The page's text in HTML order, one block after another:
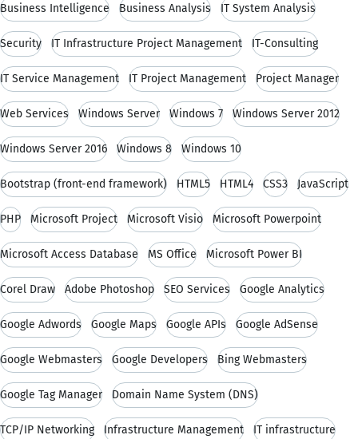
Business Intelligence Business Analysis IT System Analysis
Security IT Infrastructure Project Management IT-Consulting
IT Service Management IT Project Management Project Manager
Web Services Windows Server Windows 7 Windows Server 2012
Windows Server 2016 Windows 8 Windows 10
Bootstrap (front-end framework) HTML5 HTML4 CSS3 JavaScript
PHP Microsoft Project Microsoft Visio Microsoft Powerpoint
Microsoft Access Database MS Office Microsoft Power BI
Corel Draw Adobe Photoshop SEO Services Google Analytics
Google Adwords Google Maps Google APIs Google AdSense
Google Webmasters Google Developers Bing Webmasters
Google Tag Manager Domain Name System (DNS)
TCP/IP Networking Infrastructure Management IT infrastructure